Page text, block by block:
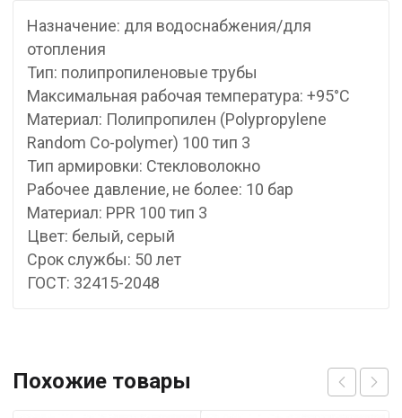
Назначение: для водоснабжения/для
отопления
Тип: полипропиленовые трубы
Максимальная рабочая температура: +95°С
Материал: Полипропилен (Polypropylene
Random Co-polymer) 100 тип 3
Тип армировки: Стекловолокно
Рабочее давление, не более: 10 бар
Материал: PPR 100 тип 3
Цвет: белый, серый
Срок службы: 50 лет
ГОСТ: 32415-2048
Похожие товары